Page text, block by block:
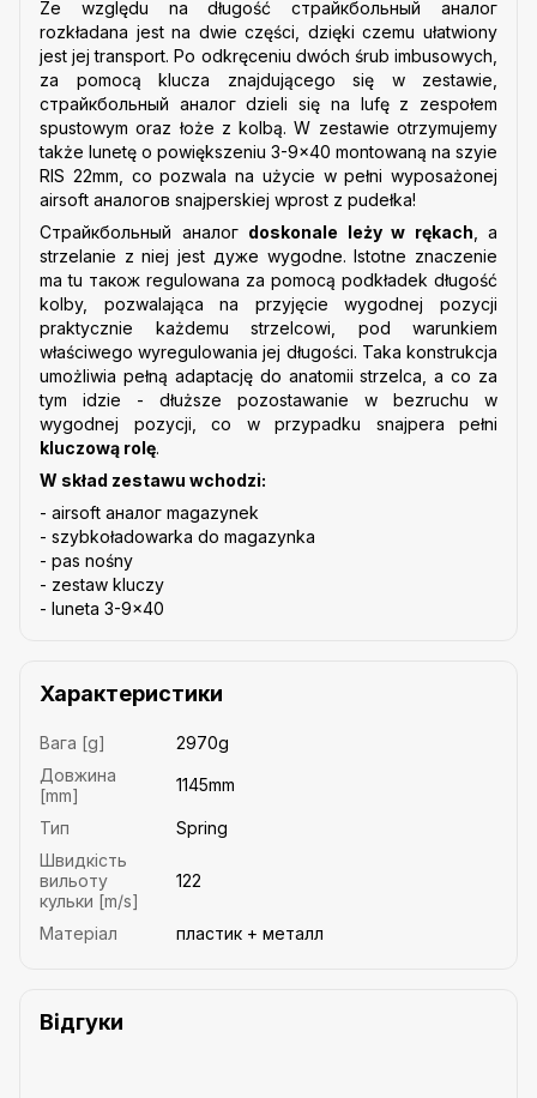
Ze względu na długość cтрайкбольный аналог
rozkładana jest na dwie części, dzięki czemu ułatwiony
jest jej transport. Po odkręceniu dwóch śrub imbusowych,
za pomocą klucza znajdującego się w zestawie,
cтрайкбольный аналог dzieli się na lufę z zespołem
spustowym oraz łoże z kolbą. W zestawie otrzymujemy
także lunetę o powiększeniu 3-9x40 montowaną na szyie
RIS 22mm, co pozwala na użycie w pełni wyposażonej
airsoft аналогов snajperskiej wprost z pudełka!
Страйкбольный аналог doskonale leży w rękach , a
strzelanie z niej jest дуже wygodne. Istotne znaczenie
ma tu також regulowana za pomocą podkładek długość
kolby, pozwalająca na przyjęcie wygodnej pozycji
praktycznie każdemu strzelcowi, pod warunkiem
właściwego wyregulowania jej długości. Taka konstrukcja
umożliwia pełną adaptację do anatomii strzelca, a co za
tym idzie - dłuższe pozostawanie w bezruchu w
wygodnej pozycji, co w przypadku snajpera pełni
kluczową rolę.
W skład zestawu wchodzi:
- airsoft аналог magazynek
- szybkoładowarka do magazynka
- pas nośny
- zestaw kluczy
- luneta 3-9x40
Характеристики
Вага [g]
2970g
Довжина
[mm]
1145mm
Тип
Spring
Швидкість
вильоту
кульки [m/s]
122
Матеріал пластик + металл
Відгуки